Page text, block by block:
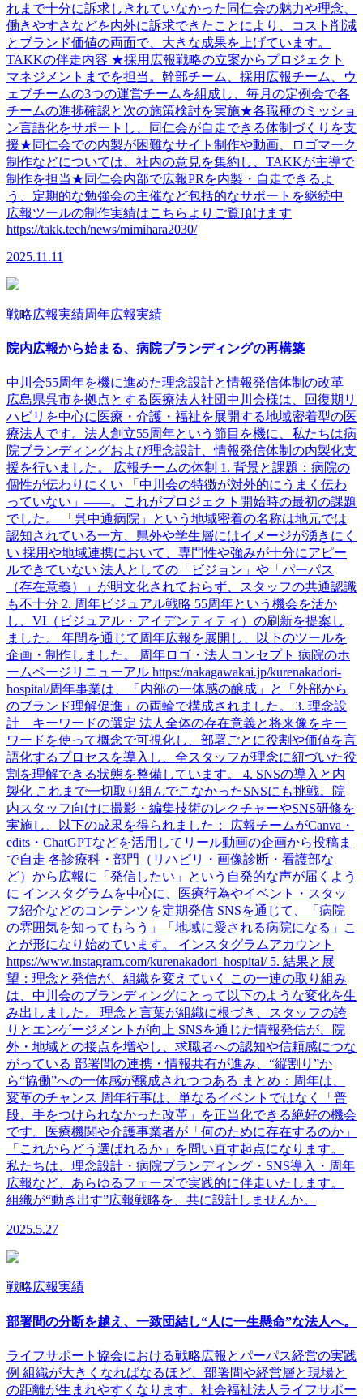
れまで十分に訴求しきれていなかった同仁会の魅力や理念、
働きやすさなどを内外に訴求できたことにより、コスト削減
とブランド価値の両面で、大きな成果を上げています。
TAKKの伴走内容 ★採用広報戦略の立案からプロジェクト
マネジメントまでを担当。幹部チーム、採用広報チーム、ウ
ェブチームの3つの運営チームを組成し、毎月の定例会で各
チームの進捗確認と次の施策検討を実施★各職種のミッショ
ン言語化をサポートし、同仁会が自走できる体制づくりを支
援★同仁会での内製が困難なサイト制作や動画、ロゴマーク
制作などについては、社内の意見を集約し、TAKKが主導で
制作を担当★同仁会内部で広報PRを内製・自走できるよ
う、定期的な勉強会の主催など包括的なサポートを継続中
広報ツールの制作実績はこちらよりご覧頂けます
https://takk.tech/news/mimihara2030/
2025.11.11
戦略広報実績周年広報実績
院内広報から始まる、病院ブランディングの再構築
中川会55周年を機に進めた理念設計と情報発信体制の改革
広島県呉市を拠点とする医療法人社団中川会様は、回復期リ
ハビリを中心に医療・介護・福祉を展開する地域密着型の医
療法人です。法人創立55周年という節目を機に、私たちは病
院ブランディングおよび理念設計、情報発信体制の内製化支
援を行いました。 広報チームの体制 1. 背景と課題：病院の
個性が伝わりにくい 「中川会の特徴が対外的にうまく伝わ
っていない」――。これがプロジェクト開始時の最初の課題
でした。 「呉中通病院」という地域密着の名称は地元では
認知されている一方、県外や学生層にはイメージが湧きにく
い 採用や地域連携において、専門性や強みが十分にアピー
ルできていない 法人としての「ビジョン」や「パーパス
（存在意義）」が明文化されておらず、スタッフの共通認識
も不十分 2. 周年ビジュアル戦略 55周年という機会を活か
し、VI（ビジュアル・アイデンティティ）の刷新を提案し
ました。 年間を通じて周年広報を展開し、以下のツールを
企画・制作しました。 周年ロゴ・法人コンセプト 病院のホ
ームページリニューアル https://nakagawakai.jp/kurenakadori-
hospital/周年事業は、「内部の一体感の醸成」と「外部から
のブランド理解促進」の両輪で構成されました。 3. 理念設
計 キーワードの選定 法人全体の存在意義と将来像をキー
ワードを使って概念で可視化し、部署ごとに役割や価値を言
語化するプロセスを導入し、全スタッフが理念に紐づいた役
割を理解できる状態を整備しています。 4. SNSの導入と内
製化 これまで一切取り組んでこなかったSNSにも挑戦。院
内スタッフ向けに撮影・編集技術のレクチャーやSNS研修を
実施し、以下の成果を得られました： 広報チームがCanva・
edits・ChatGPTなどを活用してリール動画の企画から投稿ま
で自走 各診療科・部門（リハビリ・画像診断・看護部な
ど）から広報に「発信したい」という自発的な声が届くよう
に インスタグラムを中心に、医療行為やイベント・スタッ
フ紹介などのコンテンツを定期発信 SNSを通じて、「病院
の雰囲気を知ってもらう」「地域に愛される病院になる」こ
とが形になり始めています。 インスタグラムアカウント
https://www.instagram.com/kurenakadori_hospital/ 5. 結果と展
望：理念と発信が、組織を変えていく この一連の取り組み
は、中川会のブランディングにとって以下のような変化を生
み出しました。 理念と言葉が組織に根づき、スタッフの誇
りとエンゲージメントが向上 SNSを通じた情報発信が、院
外・地域との接点を増やし、求職者への認知や信頼感につな
がっている 部署間の連携・情報共有が進み、“縦割り”か
ら“協働”への一体感が醸成されつつある まとめ：周年は、
変革のチャンス 周年行事は、単なるイベントではなく「普
段、手をつけられなかった改革」を正当化できる絶好の機会
です。医療機関や介護事業者が「何のために存在するのか」
「これからどう選ばれるか」を問い直す起点になります。
私たちは、理念設計・病院ブランディング・SNS導入・周年
広報など、あらゆるフェーズで実践的に伴走いたします。
組織が“動き出す”広報戦略を、共に設計しませんか。
2025.5.27
戦略広報実績
部署間の分断を越え、一致団結し“人に一生懸命”な法人へ。
ライフサポート協会における戦略広報とパーパス経営の実践
例 組織が大きくなればなるほど、部署間や経営層と現場と
の距離が生まれやすくなります。社会福祉法人ライフサポー